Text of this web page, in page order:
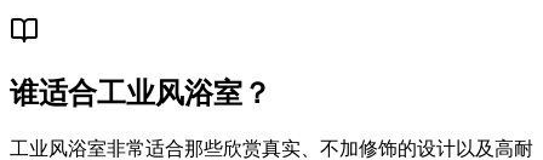
谁适合工业风浴室？
工业风浴室非常适合那些欣赏真实、不加修饰的设计以及高耐